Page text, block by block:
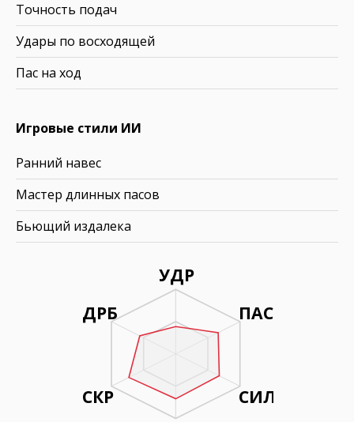
УДР
ПАС
СИЛ
ДРБ
СКР
Точность подач
Удары по восходящей
Пас на ход
Игровые стили ИИ
Ранний навес
Мастер длинных пасов
Бьющий издалека